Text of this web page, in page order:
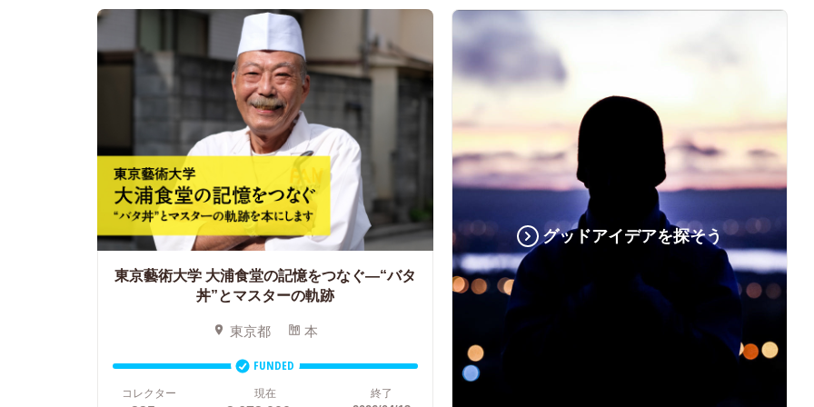
東京藝術大学 大浦食堂の記憶をつなぐ―“バタ
丼”とマスターの軌跡
東京都 本
FUNDED
コレクター
現在 終了
グッドアイデアを探そう